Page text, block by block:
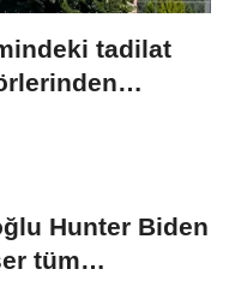
tadilat
Hunter Biden
tüm